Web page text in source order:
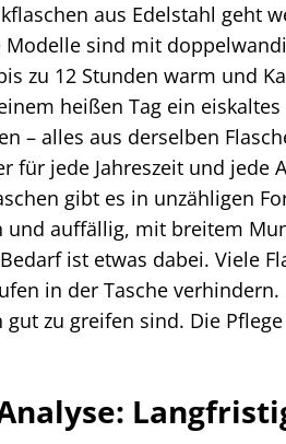
aus Edelstahl geht
Modelle sind mit
zu 12 Stunden warm und
heißen Tag ein
– alles aus derselben
für jede Jahreszeit und jede
gibt es in unzähligen
auffällig, mit breitem
ist etwas dabei. Viele
in der Tasche
zu greifen sind. Die